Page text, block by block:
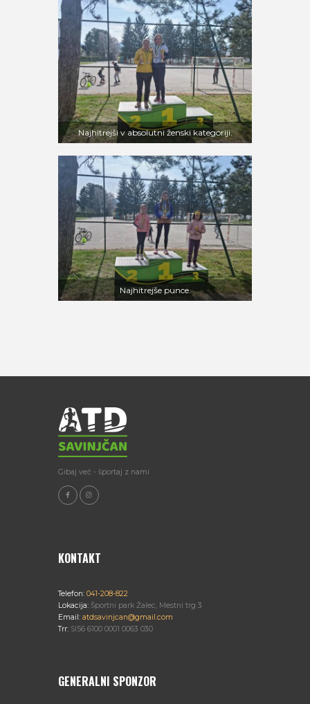
Najhitrejši v absolutni ženski kategoriji.
Najhitrejše punce.
Gibaj več - športaj z nami
KONTAKT
Telefon: 041-208-822
Lokacija: Športni park Žalec, Mestni trg 3
Email: atdsavinjcan@gmail.com
Trr: SI56 6100 0001 0063 030
GENERALNI SPONZOR